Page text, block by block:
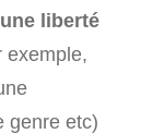
liberté
exemple,
genre etc)